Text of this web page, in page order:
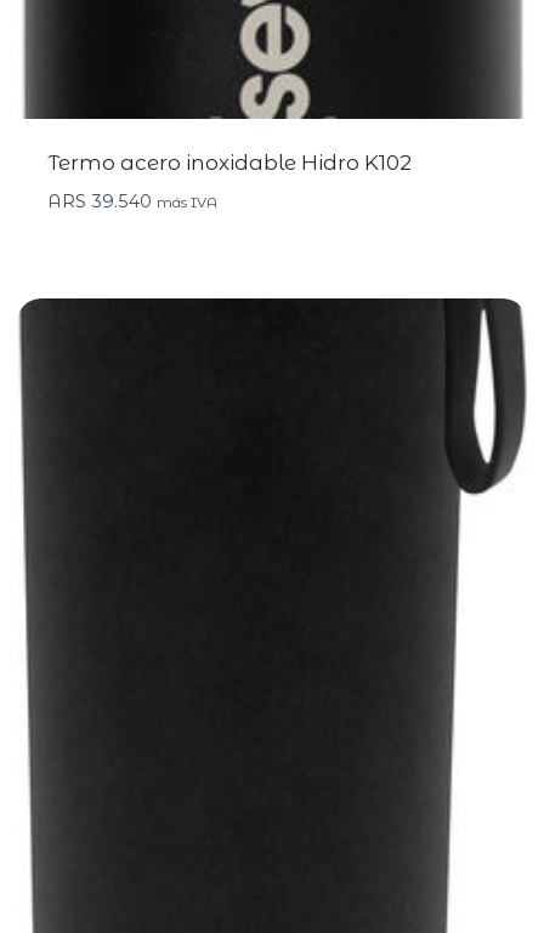
Termo acero inoxidable Hidro K102
ARS 39.540 más IVA